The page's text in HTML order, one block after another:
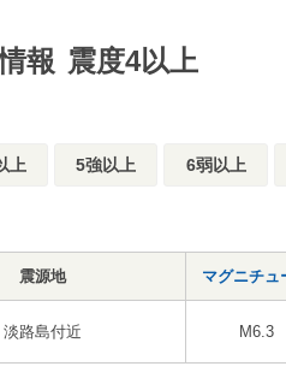
報 震度4以上
上 5強以上 6弱以上
震源地 マグニチュ
淡路島付近 M6.3